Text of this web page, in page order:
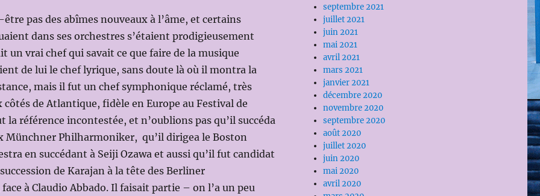
pas des abîmes nouveaux à l’âme, et certains
dans ses orchestres s’étaient prodigieusement
un vrai chef qui savait ce que faire de la musique
de lui le chef lyrique, sans doute là où il montra la
mais il fut un chef symphonique réclamé, très
côtés de Atlantique, fidèle en Europe au Festival de
la référence incontestée, et n’oublions pas qu’il succéda
Münchner Philharmoniker, qu’il dirigea le Boston
en succédant à Seiji Ozawa et aussi qu’il fut candidat
de Karajan à la tête des Berliner
à Claudio Abbado. Il faisait partie – on l’a un peu
septembre 2021
juillet 2021
juin 2021
mai 2021
avril 2021
mars 2021
janvier 2021
décembre 2020
novembre 2020
septembre 2020
août 2020
juillet 2020
juin 2020
mai 2020
avril 2020